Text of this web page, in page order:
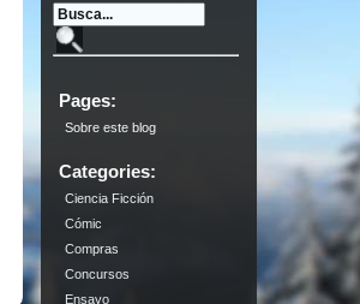
Pages:
Sobre este blog
Categories:
Ciencia Ficción
Cómic
Compras
Concursos
Ensayo